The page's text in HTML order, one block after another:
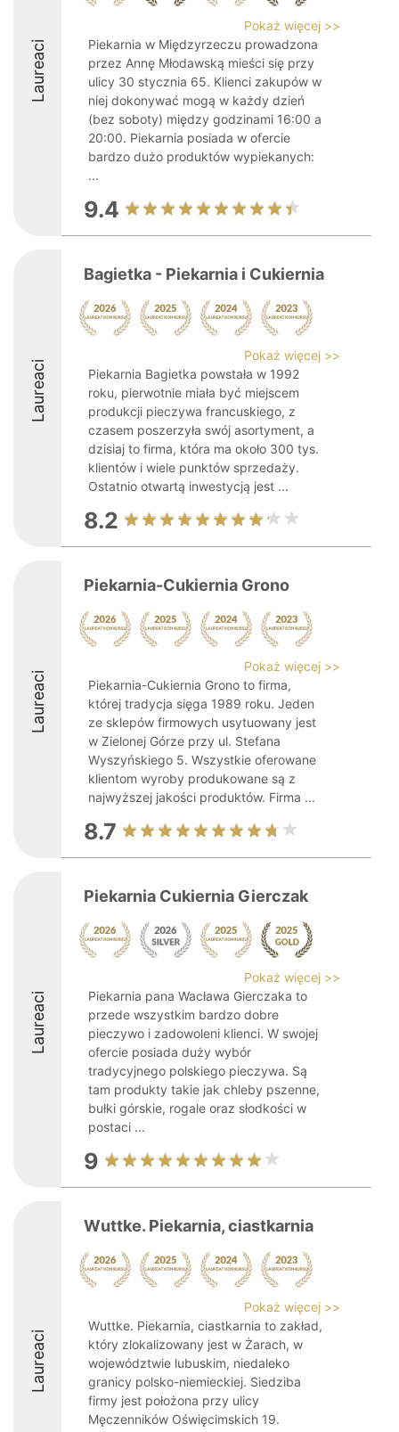
Laureaci
Pokaż więcej >>
Piekarnia w Międzyrzeczu prowadzona
przez Annę Młodawską mieści się przy
ulicy 30 stycznia 65. Klienci zakupów w
niej dokonywać mogą w każdy dzień
(bez soboty) między godzinami 16:00 a
20:00. Piekarnia posiada w ofercie
bardzo dużo produktów wypiekanych:
...
9.4
Laureaci
Bagietka - Piekarnia i Cukiernia
Pokaż więcej >>
Piekarnia Bagietka powstała w 1992
roku, pierwotnie miała być miejscem
produkcji pieczywa francuskiego, z
czasem poszerzyła swój asortyment, a
dzisiaj to firma, która ma około 300 tys.
klientów i wiele punktów sprzedaży.
Ostatnio otwartą inwestycją jest ...
8.2
Laureaci
Piekarnia-Cukiernia Grono
Pokaż więcej >>
Piekarnia-Cukiernia Grono to firma,
której tradycja sięga 1989 roku. Jeden
ze sklepów firmowych usytuowany jest
w Zielonej Górze przy ul. Stefana
Wyszyńskiego 5. Wszystkie oferowane
klientom wyroby produkowane są z
najwyższej jakości produktów. Firma ...
8.7
Laureaci
Piekarnia Cukiernia Gierczak
Pokaż więcej >>
Piekarnia pana Wacława Gierczaka to
przede wszystkim bardzo dobre
pieczywo i zadowoleni klienci. W swojej
ofercie posiada duży wybór
tradycyjnego polskiego pieczywa. Są
tam produkty takie jak chleby pszenne,
bułki górskie, rogale oraz słodkości w
postaci ...
9
Laureaci
Wuttke. Piekarnia, ciastkarnia
Pokaż więcej >>
Wuttke. Piekarnia, ciastkarnia to zakład,
który zlokalizowany jest w Żarach, w
województwie lubuskim, niedaleko
granicy polsko-niemieckiej. Siedziba
firmy jest położona przy ulicy
Męczenników Oświęcimskich 19.